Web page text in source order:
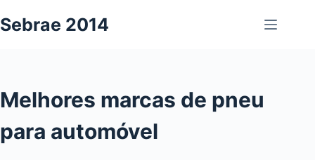
para
Sebrae 2014
Melhores marcas de pneu
para automóvel